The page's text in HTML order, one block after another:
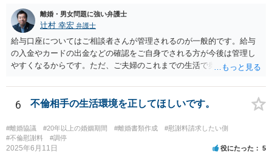
離婚・男女問題に強い弁護士
辻村 幸宏 弁護士
給与口座についてはご相談者さんが管理されるのが一般的です。給与
の入金やカードの出金などの確認をご自身でされる方が今後は管理し
やすくなるからです。ただ、ご夫婦のこれまでの生活で奥様が管理さ
しても構わないとは思います。 隠し財産といっても、収入は給与だけ
で隠しようがないでしょうし、今わかっていない財産がないのであれ
ば別居後に新たな財産ができてもお互いに分与を主張できないことに
はなりますので杞憂ということになろうかと思います。 婚姻費用を渡
さないというおそれを奥様が抱くのはやむない面もあるとは思います
が、ここは信じていただくしかないですし、婚姻費用の金額の合意が
6 不倫相手の生活環境を正してほしいです。
#離婚協議 #20年以上の婚姻期間 #離婚書類作成
#慰謝料請求したい側
#不倫慰謝料
#調停
2025年6月11日 役にたった 5